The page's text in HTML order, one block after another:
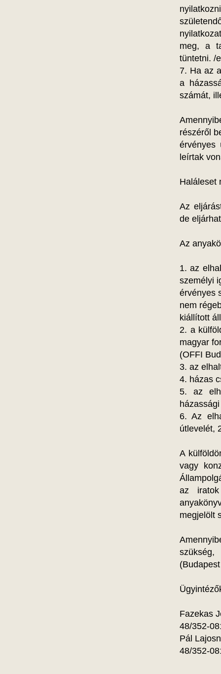
meg, a
tüntetni. /
7. Ha az
a
számát,
részéről
érvényes
leírtak
Haláleset
Az
de
Az
1. az
személyi
érvényes
nem
kiállított
2. a
magyar
(OFFI
3. az
4. házas
5. az
6. Az
útlevelét,
A
vagy
az
megjelölt
Fazekas
48/352-
Pál
48/352-